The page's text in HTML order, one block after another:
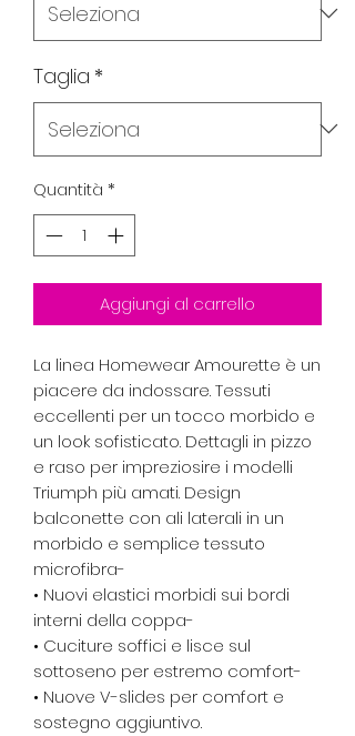
Taglia *
Quantità *
Aggiungi al carrello
La linea Homewear Amourette è un
piacere da indossare. Tessuti
eccellenti per un tocco morbido e
un look sofisticato. Dettagli in pizzo
e raso per impreziosire i modelli
Triumph più amati. Design
balconette con ali laterali in un
morbido e semplice tessuto
microfibra-
• Nuovi elastici morbidi sui bordi
interni della coppa-
• Cuciture soffici e lisce sul
sottoseno per estremo comfort-
• Nuove V-slides per comfort e
sostegno aggiuntivo.